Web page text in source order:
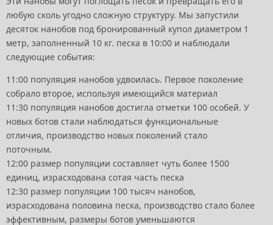
любую сколь угодно сложную структуру. Мы запустили
десяток нанобов под бронированный купол диаметром 1
метр, заполненный 10 кг. песка в 10:00 и наблюдали
следующие события:
11:00 популяция нанобов удвоилась. Первое поколение
собрало второе, используя имеющийся материал
11:30 популяция нанобов достигла отметки 100 особей. У
новых ботов стали наблюдаться функциональные
отличия, производство новых поколений стало
поточным.
12:00 размер популяции составляет чуть более 1500
единиц, израсходована сотая часть песка
12:30 размер популяции 100 тысяч нанобов,
израсходована половина песка, производство стало более
эффективным, размеры ботов уменьшаются